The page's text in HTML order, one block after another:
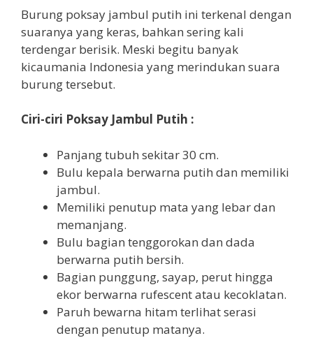
Burung poksay jambul putih ini terkenal dengan
suaranya yang keras, bahkan sering kali
terdengar berisik. Meski begitu banyak
kicaumania Indonesia yang merindukan suara
burung tersebut.
Ciri-ciri Poksay Jambul Putih :
Panjang tubuh sekitar 30 cm.
Bulu kepala berwarna putih dan memiliki
jambul.
Memiliki penutup mata yang lebar dan
memanjang.
Bulu bagian tenggorokan dan dada
berwarna putih bersih.
Bagian punggung, sayap, perut hingga
ekor berwarna rufescent atau kecoklatan.
Paruh bewarna hitam terlihat serasi
dengan penutup matanya.